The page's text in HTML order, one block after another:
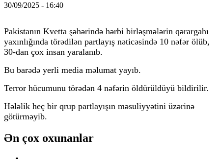
30/09/2025 - 16:40
Pakistanın Kvetta şəhərində hərbi birləşmələrin qərargahı
yaxınlığında törədilən partlayış nəticəsində 10 nəfər ölüb,
30-dan çox insan yaralanıb.
Bu barədə yerli media məlumat yayıb.
Terror hücumunu törədən 4 nəfərin öldürüldüyü bildirilir.
Hələlik heç bir qrup partlayışın məsuliyyətini üzərinə
götürməyib.
Ən çox oxunanlar